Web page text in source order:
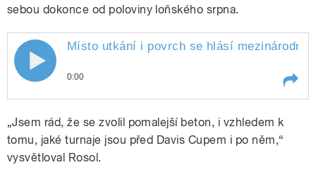
sebou dokonce od poloviny loňského srpna.
Místo utkání i povrch se hlásí mezinárodní
0:00
mezinárodní tenisové federaci
několik měsíců dopředu, říká mluvčí
českého týmu Karel
„Jsem rád, že se zvolil pomalejší beton, i vzhledem k
tomu, jaké turnaje jsou před Davis Cupem i po něm,“
vysvětloval Rosol.